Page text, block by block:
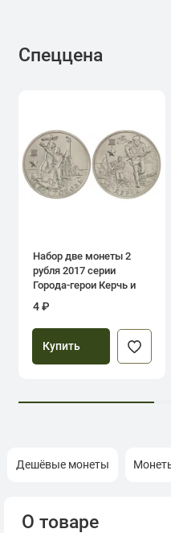
Спеццена
Набор две монеты 2
рубля 2017 серии
Города-герои Керчь и
Севастополь
4 ₽
Купить
Дешёвые монеты
О товаре